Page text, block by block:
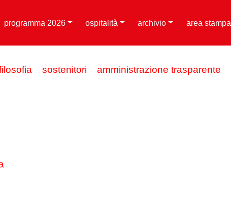
programma 2026 ospitalità archivio area stampa
sostenitori amministrazione trasparente